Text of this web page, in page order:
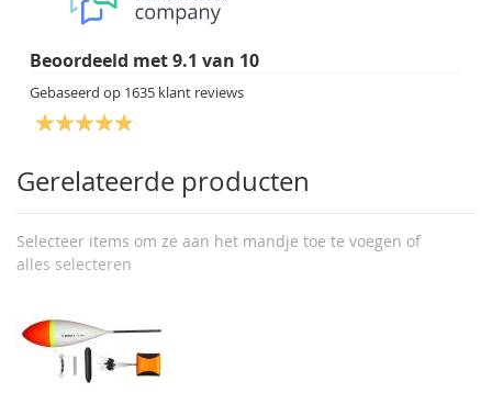
Beoordeeld met9.1 van 10
Gebaseerd op 1635 klant reviews
Gerelateerde producten
Selecteer items om ze aan het mandje toe te voegen of
alles selecteren